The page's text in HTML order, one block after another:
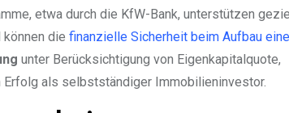
etwa durch die KfW-Bank, unterstützen
die finanzielle Sicherheit beim Aufbau
unter Berücksichtigung von Eigenkapitalquote,
als selbstständiger Immobilieninvestor.